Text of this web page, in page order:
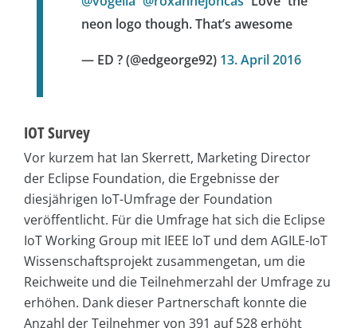
neon logo though. That’s awesome
— ED ? (@edgeorge92) 13. April 2016
IOT Survey
Vor kurzem hat Ian Skerrett, Marketing Director
der Eclipse Foundation, die Ergebnisse der
diesjährigen IoT-Umfrage der Foundation
veröffentlicht. Für die Umfrage hat sich die Eclipse
IoT Working Group mit IEEE IoT und dem AGILE-IoT
Wissenschaftsprojekt zusammengetan, um die
Reichweite und die Teilnehmerzahl der Umfrage zu
erhöhen. Dank dieser Partnerschaft konnte die
Anzahl der Teilnehmer von 391 auf 528 erhöht